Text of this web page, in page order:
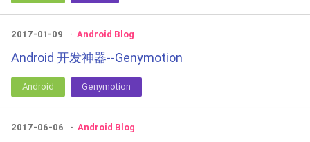
2017-01-09 Android Blog
Android 开发神器--Genymotion
Android Genymotion
2017-06-06 Android Blog